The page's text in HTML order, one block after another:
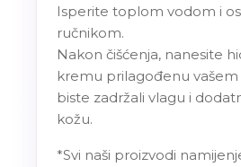
Isperite toplom vodom i
ručnikom.
Nakon čišćenja, nanesite
kremu prilagođenu
biste zadržali vlagu i
kožu.
*Svi naši proizvodi